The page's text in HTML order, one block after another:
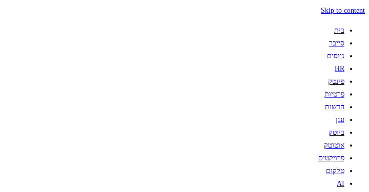
Skip to content
בית
סייבר
גיוסים
HR
פינטק
פרטיות
חדשות
ענן
ביוטק
אוטוטק
פרויקטים
טלקום
AI